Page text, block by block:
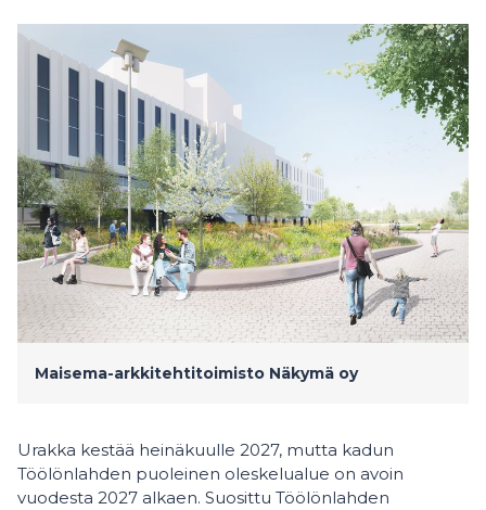
Maisema-arkkitehtitoimisto Näkymä oy
Urakka kestää heinäkuulle 2027, mutta kadun
Töölönlahden puoleinen oleskelualue on avoin
vuodesta 2027 alkaen. Suosittu Töölönlahden